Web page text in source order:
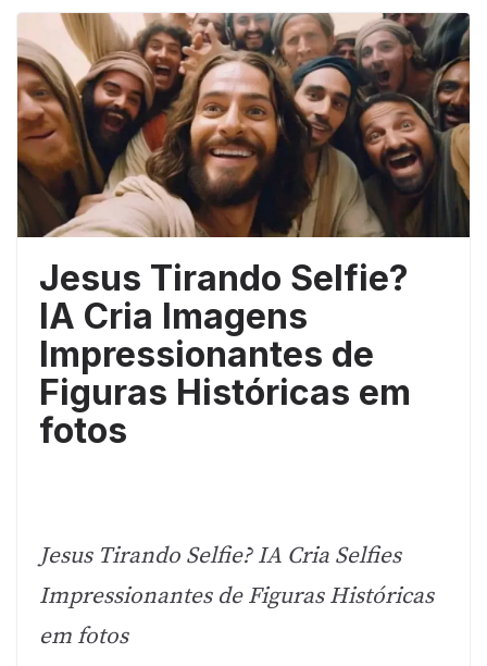
Jesus Tirando Selfie?
IA Cria Imagens
Impressionantes de
Figuras Históricas em
fotos
Jesus Tirando Selfie? IA Cria Selfies
Impressionantes de Figuras Históricas
em fotos